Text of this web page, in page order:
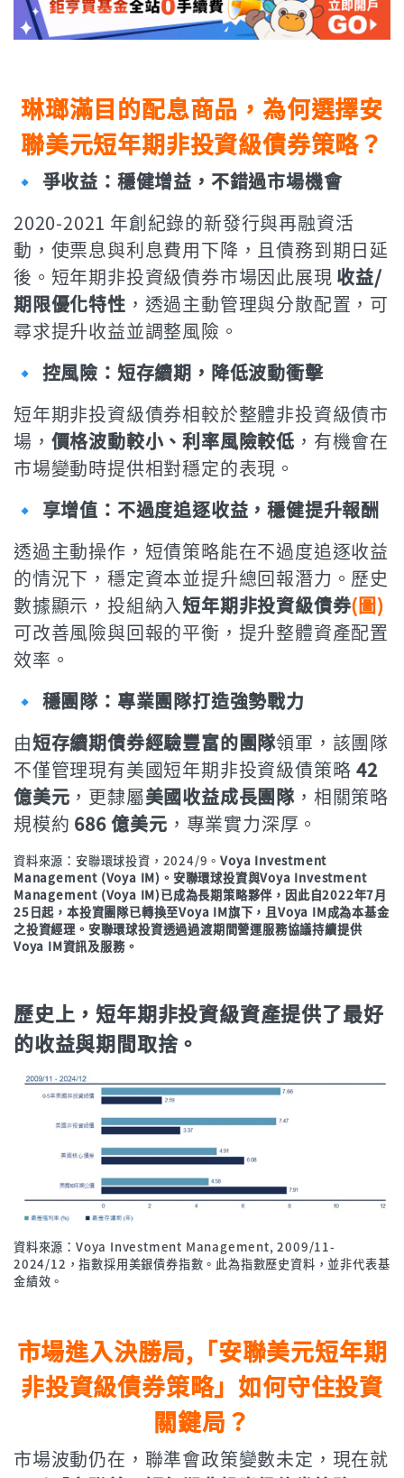
琳瑯滿目的配息商品，為何選擇安
聯美元短年期非投資級債券策略？
🔹 爭收益：穩健增益，不錯過市場機會
2020-2021 年創紀錄的新發行與再融資活
動，使票息與利息費用下降，且債務到期日延
後。短年期非投資級債券市場因此展現 收益/
期限優化特性 ，透過主動管理與分散配置，可
尋求提升收益並調整風險。
🔹 控風險：短存續期，降低波動衝擊
短年期非投資級債券相較於整體非投資級債市
場， 價格波動較小、利率風險較低 ，有機會在
市場變動時提供相對穩定的表現。
🔹 享增值：不過度追逐收益，穩健提升報酬
透過主動操作，短債策略能在不過度追逐收益
的情況下，穩定資本並提升總回報潛力。歷史
數據顯示，投組納入短年期非投資級債券(圖)
可改善風險與回報的平衡，提升整體資產配置
效率。
🔹 穩團隊：專業團隊打造強勢戰力
由短存續期債券經驗豐富的團隊領軍，該團隊
不僅管理現有美國短年期非投資級債策略 42
億美元 ，更隸屬美國收益成長團隊 ，相關策略
規模約 686 億美元 ，專業實力深厚。
資料來源：安聯環球投資，2024/9。Voya Investment
Management (Voya IM)。安聯環球投資與Voya Investment
Management (Voya IM)已成為長期策略夥伴，因此自2022年7月
25日起，本投資團隊已轉換至Voya IM旗下，且Voya IM成為本基金
之投資經理。安聯環球投資透過過渡期間營運服務協議持續提供
Voya IM資訊及服務。
歷史上，短年期非投資級資產提供了最好
的收益與期間取捨。
資料來源：Voya Investment Management, 2009/11-
2024/12，指數採用美銀債券指數。此為指數歷史資料，並非代表基
金績效。
市場進入決勝局,「安聯美元短年期
非投資級債券策略」如何守住投資
關鍵局？
市場波動仍在，聯準會政策變數未定，現在就